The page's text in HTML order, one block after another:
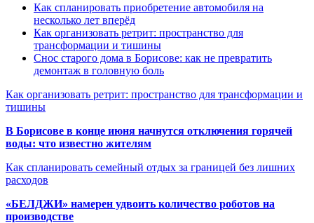
Как спланировать приобретение автомобиля на
несколько лет вперёд
Как организовать ретрит: пространство для
трансформации и тишины
Снос старого дома в Борисове: как не превратить
демонтаж в головную боль
Как организовать ретрит: пространство для трансформации и
тишины
В Борисове в конце июня начнутся отключения горячей
воды: что известно жителям
Как спланировать семейный отдых за границей без лишних
расходов
«БЕЛДЖИ» намерен удвоить количество роботов на
производстве